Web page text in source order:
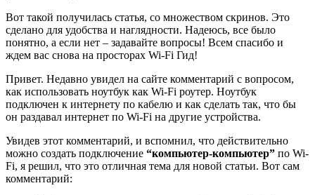
Вот такой получилась статья, со множеством скринов. Это
сделано для удобства и наглядности. Надеюсь, все было
понятно, а если нет – задавайте вопросы! Всем спасибо и
ждем вас снова на просторах Wi-Fi Гид!
Привет. Недавно увидел на сайте комментарий с вопросом,
как использовать ноутбук как Wi-Fi роутер. Ноутбук
подключен к интернету по кабелю и как сделать так, что бы
он раздавал интернет по Wi-Fi на другие устройства.
Увидев этот комментарий, и вспомнил, что действительно
можно создать подключение “компьютер-компьютер” по Wi-
Fi, я решил, что это отличная тема для новой статьи. Вот сам
комментарий: